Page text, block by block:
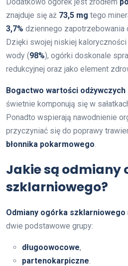
znajduje się aż 73,5 mg tego
3,7% dziennego zapotrzebowania
Dzięki swojej niskiej
wody (98%), ogórki doskonale
redukcyjnej oraz jako element
Bogactwo wartości odżywczych
świetnie komponują się w
Ponadto wspierają nawodnienie
przyczyniać się do poprawy
błonnika pokarmowego.
Jakie są odmiany
szklarniowego?
Odmiany ogórka szklarniowego
dwie podstawowe grupy:
długoowocowe,
partenokarpiczne.